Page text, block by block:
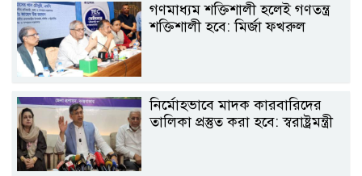
গণমাধ্যম শক্তিশালী হলেই গণতন্ত্র
শক্তিশালী হবে: মির্জা ফখরুল
নির্মোহভাবে মাদক কারবারিদের
তালিকা প্রস্তুত করা হবে: স্বরাষ্ট্রমন্ত্রী